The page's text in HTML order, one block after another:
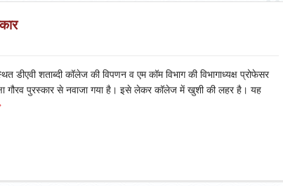
डीएवी शताब्दी कॉलेज की विपणन व एम कॉम विभाग की विभागाध्यक्ष प्रोफेसर
गौरव पुरस्कार से नवाजा गया है। इसे लेकर कॉलेज में खुशी की लहर है। यह